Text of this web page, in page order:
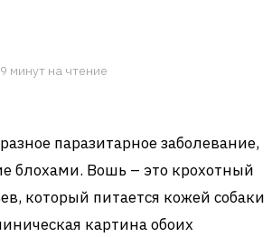
9 минут на чтение
паразитарное заболевание,
блохами. Вошь – это крохотный
который питается кожей собаки
картина обоих